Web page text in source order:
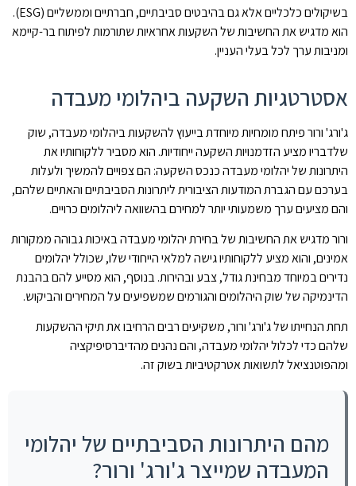
בשיקולים כלכליים אלא גם בהיבטים סביבתיים, חברתיים וממשליים (ESG).
הוא מדגיש את החשיבות של השקעות אחראיות שתורמות לפיתוח בר-קיימא
ומניבות ערך לכל בעלי העניין.
אסטרטגיות השקעה ביהלומי מעבדה
ג'ורג' ורור פיתח מומחיות מיוחדת בייעוץ להשקעות ביהלומי מעבדה, שוק
שלדבריו מציע הזדמנויות השקעה ייחודיות. הוא מסביר ללקוחותיו את
היתרונות של יהלומי מעבדה כנכס השקעה: הם צפויים להמשיך ולעלות
בערכם עם הגברת המודעות הציבורית ליתרונות הסביבתיים והאתיים שלהם,
והם מציעים ערך משמעותי יותר למחירם בהשוואה ליהלומים כרויים.
ורור מדגיש את החשיבות של בחירת יהלומי מעבדה באיכות גבוהה ממקורות
אמינים, והוא מציע ללקוחותיו גישה למלאי הייחודי שלו, שכולל יהלומים
נדירים במיוחד מבחינת גודל, צבע ובהירות. בנוסף, הוא מסייע להם בהבנת
הדינמיקה של שוק היהלומים והגורמים שמשפיעים על המחירים והביקוש.
תחת הנחייתו של ג'ורג' ורור, משקיעים רבים הרחיבו את תיקי ההשקעות
שלהם כדי לכלול יהלומי מעבדה, והם נהנים מהדיברסיפיקציה
ומהפוטנציאל לתשואות אטרקטיביות בשוק זה.
מהם היתרונות הסביבתיים של יהלומי
המעבדה שמייצר ג'ורג' ורור?